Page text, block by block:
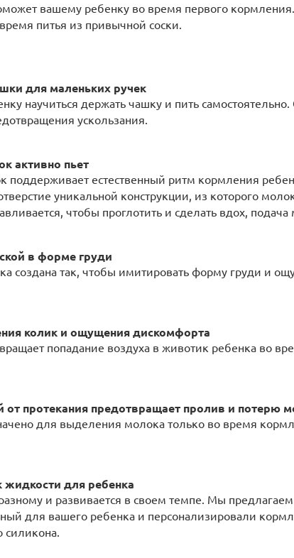
вашему ребенку во время первого
питья из привычной соски.
для маленьких ручек
научиться держать чашку и пить
ускользания.
активно пьет
поддерживает естественный ритм кормления
уникальной конструкции, из которого
чтобы проглотить и сделать вдох,
в ​​форме груди
создана так, чтобы имитировать форму груди и
колик и ощущения дискомфорта
попадание воздуха в животик ребенка во
от протекания предотвращает пролив и потерю
для выделения молока только во время
для ребенка
и развивается в своем темпе. Мы
для вашего ребенка и персонализировали
силикона.